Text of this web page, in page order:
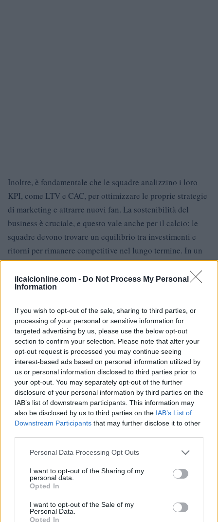
ilcalcionline.com - Do Not Process My Personal
Information
If you wish to opt-out of the sale, sharing to third parties, or
processing of your personal or sensitive information for
targeted advertising by us, please use the below opt-out
section to confirm your selection. Please note that after your
opt-out request is processed you may continue seeing
interest-based ads based on personal information utilized by
us or personal information disclosed to third parties prior to
your opt-out. You may separately opt-out of the further
disclosure of your personal information by third parties on the
IAB’s list of downstream participants. This information may
also be disclosed by us to third parties on the IAB’s List of
Downstream Participants that may further disclose it to other
Please note that this website/app uses one or more Google
not limited to your visit or usage behaviour. You may click to
grant or deny consent to Google and its third-party tags to
use your data for below specified purposes in below Google
consent section.
Personal Data Processing Opt Outs
I want to opt-out of the Sharing of my
personal data.
Opted In
I want to opt-out of the Sale of my
Personal Data.
Opted In
Inoltre, è fondamentale che le squadre analizzino i loro
KPI, come LTV e CAC, per ottimizzare le proprie strategie
di marketing e attrarre nuovi fan. La sostenibilità del
business è cruciale, e questo vale anche per il calcio: le
squadre devono trovare un equilibrio tra investimenti e
ritorni per rimanere competitive nel lungo termine. In un
panorama calcistico in continua evoluzione, quali passi
pensi siano necessari per restare al passo con i tempi?
AUTORE
AiAdhubMedia